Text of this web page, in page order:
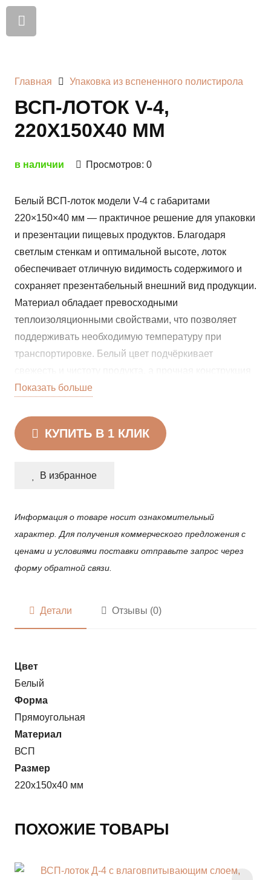
Главная Упаковка из вспененного полистирола
ВСП-ЛОТОК V-4,
220X150X40 ММ
в наличии Просмотров: 0
Белый ВСП-лоток модели V-4 с габаритами
220×150×40 мм — практичное решение для упаковки
и презентации пищевых продуктов. Благодаря
светлым стенкам и оптимальной высоте, лоток
обеспечивает отличную видимость содержимого и
сохраняет презентабельный внешний вид продукции.
Материал обладает превосходными
теплоизоляционными свойствами, что позволяет
поддерживать необходимую температуру при
транспортировке. Белый цвет подчёркивает
защищает от механических повреждений. Лоток
промышленности, торговле и сфере общественного
питания, совместим с пищевой плёнкой для
структура делают его удобным в эксплуатации,
Показать больше
КУПИТЬ В 1 КЛИК
В избранное
Информация о товаре носит ознакомительный
характер. Для получения коммерческого предложения с
ценами и условиями поставки отправьте запрос через
форму обратной связи.
Детали Отзывы (0)
Цвет
Белый
Форма
Прямоугольная
Материал
ВСП
Размер
220x150x40 мм
ПОХОЖИЕ ТОВАРЫ